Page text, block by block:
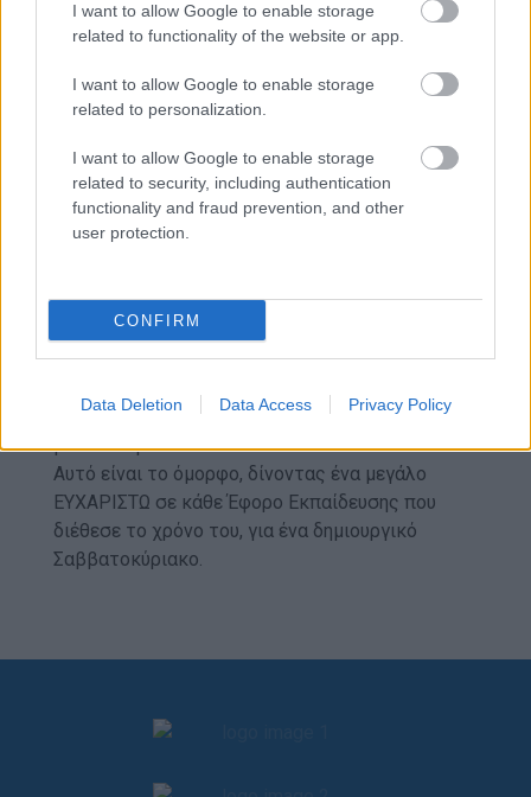
I want to allow Google to enable storage
related to functionality of the website or app.
I want to allow Google to enable storage
related to personalization.
I want to allow Google to enable storage
related to security, including authentication
functionality and fraud prevention, and other
user protection.
CONFIRM
Data Deletion Data Access Privacy Policy
2025.
Όμορφο και δημιουργικό μέρος της συνάντησης
αποτέλεσε η παρουσία του κου Μάνου Παυλάκη,
Επίκουρου Καθηγητή Εκπαίδευσης Ενηλίκων του
στην εκπαίδευση ενηλίκων. Με τον κο Παυλάκη,
πραγματευτήκαμε το θέμα «Ηγεσία και
συναισθηματική νοημοσύνη», μέσα από το οποίο
πήραμε πολύτιμες γνώσεις για το πώς
συνδυασμό με τη συναισθηματική νοημοσύνη.
Η συνάντηση έκλεισε με όμορφα συναισθήματα
και «γεμίζοντας τις μπαταρίες μας» για τις
Συνεχίζουμε, προχωρούμε, υποστηρίζουμε,
βελτιωνόμαστε!
Αυτό είναι το όμορφο, δίνοντας ένα μεγάλο
ΕΥΧΑΡΙΣΤΩ σε κάθε Έφορο Εκπαίδευσης που
διέθεσε το χρόνο του, για ένα δημιουργικό
Σαββατοκύριακο.